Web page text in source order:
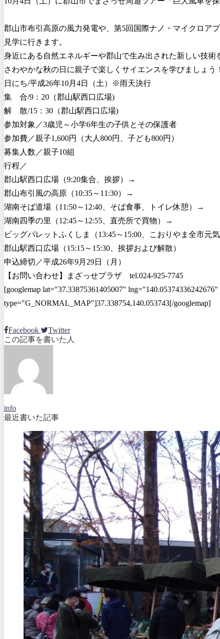
郡山市布引高原の風力発電や、第5回国際ナノ・マイクロア
見学に行きます。
身近にある自然エネルギーや郡山で生み出された新しい技術
さわやかな秋の日に親子で楽しくサイエンスを学びましょう
日にち/平成26年10月4日（土）※雨天決行
集 合/9：20（郡山駅西口広場)
解 散/15：30（郡山駅西口広場)
参加対象／3歳児～小学6年生の子供とその保護者
参加費／親子1,600円（大人800円、子ども800円）
募集人数／親子10組
行程／
郡山駅西口広場（9:20集合、挨拶）→
郡山布引風の高原（10:35～11:30）→
湖南そば道場（11:50～12:40、そば食事、トイレ休憩）→
湖南四季の里（12:45～12:55、直売所で買物）→
ビッグパレットふくしま（13:45～15:00、こおりやま全市
郡山駅西口広場（15:15～15:30、挨拶および解散）
申込締切／平成26年9月29日（月）
【お問い合わせ】まざっせプラザ tel.024-925-7745
[googlemap lat="37.33875361405007"
type="G_NORMAL_MAP"]37.338754,140.053743[/googlemap]
Facebook
Twitter
この記事を書いた人
info
最近書いた記事